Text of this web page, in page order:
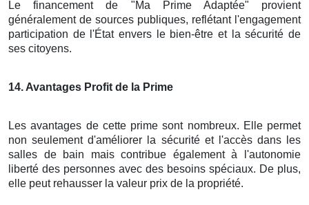
Le financement de "Ma Prime Adaptée" provient
généralement de sources publiques, reflétant l'engagement
participation de l'État envers le bien-être et la sécurité de
ses citoyens.
14. Avantages Profit de la Prime
Les avantages de cette prime sont nombreux. Elle permet
non seulement d'améliorer la sécurité et l'accès dans les
salles de bain mais contribue également à l'autonomie
liberté des personnes avec des besoins spéciaux. De plus,
elle peut rehausser la valeur prix de la propriété.